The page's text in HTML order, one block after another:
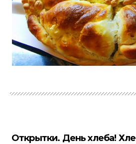
Открытки. День хлеба!